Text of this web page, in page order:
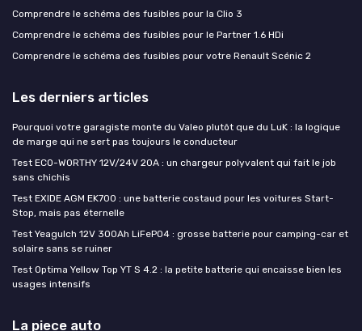
Comprendre le schéma des fusibles pour la Clio 3
Comprendre le schéma des fusibles pour le Partner 1.6 HDi
Comprendre le schéma des fusibles pour votre Renault Scénic 2
Les derniers articles
Pourquoi votre garagiste monte du Valeo plutôt que du LuK : la logique
de marge qui ne sert pas toujours le conducteur
Test ECO-WORTHY 12V/24V 20A : un chargeur polyvalent qui fait le job
sans chichis
Test EXIDE AGM EK700 : une batterie costaud pour les voitures Start-
Stop, mais pas éternelle
Test Yeagulch 12V 300Ah LiFePO4 : grosse batterie pour camping-car et
solaire sans se ruiner
Test Optima Yellow Top YT S 4.2 : la petite batterie qui encaisse bien les
usages intensifs
La piece auto